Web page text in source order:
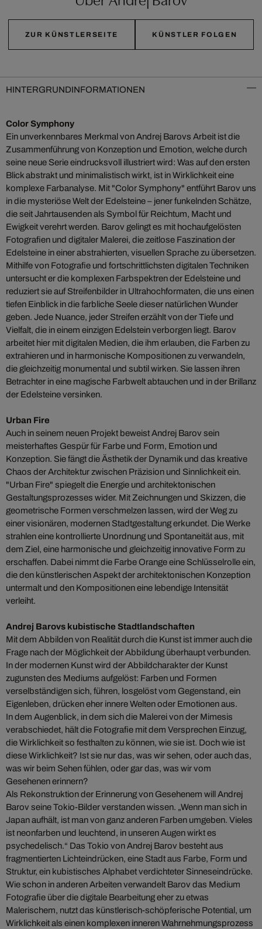
ZUR KÜNSTLERSEITE KÜNSTLER FOLGEN
HINTERGRUNDINFORMATIONEN
Color Symphony
Ein unverkennbares Merkmal von Andrej Barovs Arbeit ist die
Zusammenführung von Konzeption und Emotion, welche durch
seine neue Serie eindrucksvoll illustriert wird: Was auf den ersten
Blick abstrakt und minimalistisch wirkt, ist in Wirklichkeit eine
komplexe Farbanalyse. Mit "Color Symphony" entführt Barov uns
in die mysteriöse Welt der Edelsteine – jener funkelnden Schätze,
die seit Jahrtausenden als Symbol für Reichtum, Macht und
Ewigkeit verehrt werden. Barov gelingt es mit hochaufgelösten
Fotografien und digitaler Malerei, die zeitlose Faszination der
Edelsteine in einer abstrahierten, visuellen Sprache zu übersetzen.
Mithilfe von Fotografie und fortschrittlichsten digitalen Techniken
untersucht er die komplexen Farbspektren der Edelsteine und
reduziert sie auf Streifenbilder in Ultrahochformaten, die uns einen
tiefen Einblick in die farbliche Seele dieser natürlichen Wunder
geben. Jede Nuance, jeder Streifen erzählt von der Tiefe und
Vielfalt, die in einem einzigen Edelstein verborgen liegt. Barov
arbeitet hier mit digitalen Medien, die ihm erlauben, die Farben zu
extrahieren und in harmonische Kompositionen zu verwandeln,
die gleichzeitig monumental und subtil wirken. Sie lassen ihren
Betrachter in eine magische Farbwelt abtauchen und in der Brillanz
der Edelsteine versinken.
Urban Fire
Auch in seinem neuen Projekt beweist Andrej Barov sein
meisterhaftes Gespür für Farbe und Form, Emotion und
Konzeption. Sie fängt die Ästhetik der Dynamik und das kreative
Chaos der Architektur zwischen Präzision und Sinnlichkeit ein.
"Urban Fire" spiegelt die Energie und architektonischen
Gestaltungsprozesses wider. Mit Zeichnungen und Skizzen, die
geometrische Formen verschmelzen lassen, wird der Weg zu
einer visionären, modernen Stadtgestaltung erkundet. Die Werke
strahlen eine kontrollierte Unordnung und Spontaneität aus, mit
dem Ziel, eine harmonische und gleichzeitig innovative Form zu
erschaffen. Dabei nimmt die Farbe Orange eine Schlüsselrolle ein,
die den künstlerischen Aspekt der architektonischen Konzeption
untermalt und den Kompositionen eine lebendige Intensität
verleiht.
Andrej Barovs kubistische Stadtlandschaften
Mit dem Abbilden von Realität durch die Kunst ist immer auch die
Frage nach der Möglichkeit der Abbildung überhaupt verbunden.
In der modernen Kunst wird der Abbildcharakter der Kunst
zugunsten des Mediums aufgelöst: Farben und Formen
verselbständigen sich, führen, losgelöst vom Gegenstand, ein
Eigenleben, drücken eher innere Welten oder Emotionen aus.
In dem Augenblick, in dem sich die Malerei von der Mimesis
verabschiedet, hält die Fotografie mit dem Versprechen Einzug,
die Wirklichkeit so festhalten zu können, wie sie ist. Doch wie ist
diese Wirklichkeit? Ist sie nur das, was wir sehen, oder auch das,
was wir beim Sehen fühlen, oder gar das, was wir vom
Gesehenen erinnern?
Als Rekonstruktion der Erinnerung von Gesehenem will Andrej
Barov seine Tokio-Bilder verstanden wissen. „Wenn man sich in
Japan aufhält, ist man von ganz anderen Farben umgeben. Vieles
ist neonfarben und leuchtend, in unseren Augen wirkt es
psychedelisch.“ Das Tokio von Andrej Barov besteht aus
fragmentierten Lichteindrücken, eine Stadt aus Farbe, Form und
Struktur, ein kubistisches Alphabet verdichteter Sinneseindrücke.
Wie schon in anderen Arbeiten verwandelt Barov das Medium
Fotografie über die digitale Bearbeitung eher zu etwas
Malerischem, nutzt das künstlerisch-schöpferische Potential, um
Wirklichkeit als einen komplexen inneren Wahrnehmungsprozess